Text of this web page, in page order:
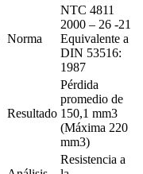
Norma
NTC 4811
2000 – 26 -21
Equivalente a
DIN 53516:
1987
Resultado
Pérdida
promedio de
150,1 mm3
(Máxima 220
mm3)
Resistencia a